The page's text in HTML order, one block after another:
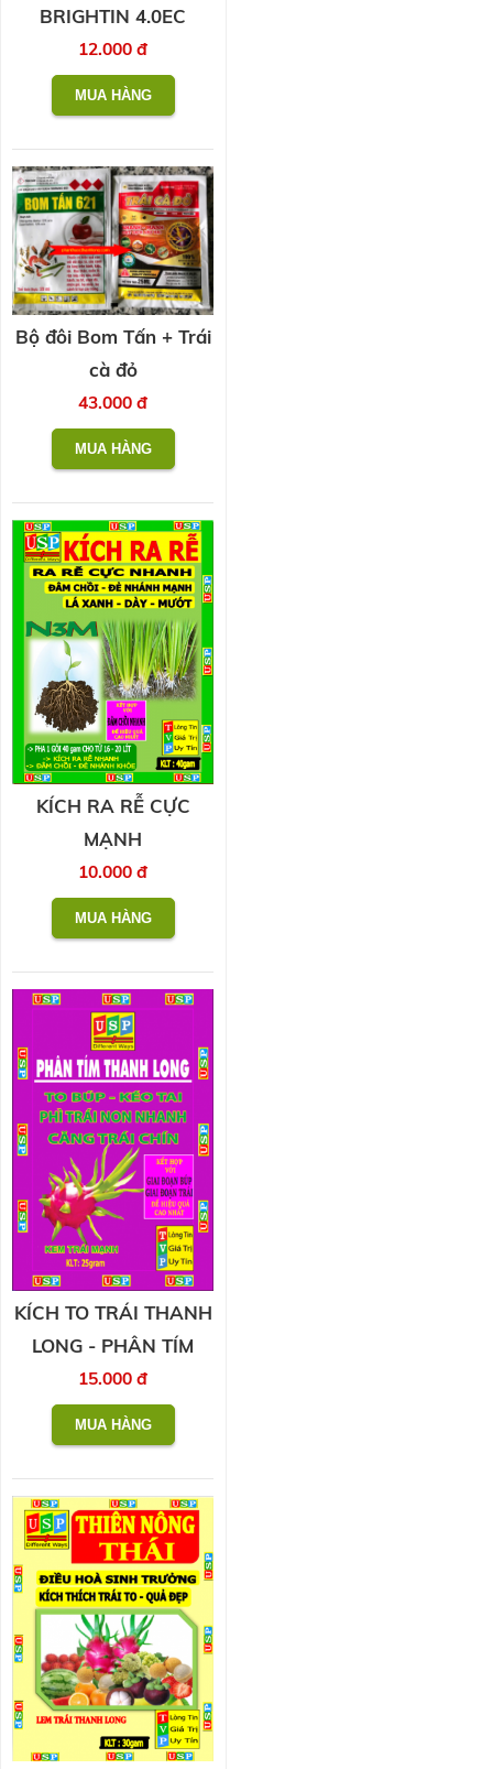
BRIGHTIN 4.0EC
12.000 đ
Bộ đôi Bom Tấn + Trái
cà đỏ
43.000 đ
KÍCH RA RỄ CỰC
MẠNH
10.000 đ
KÍCH TO TRÁI THANH
LONG - PHÂN TÍM
15.000 đ